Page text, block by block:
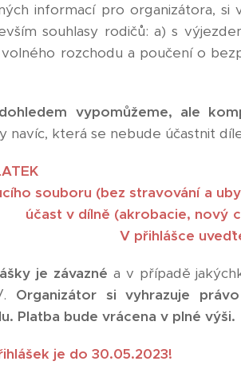
informací pro organizátora, si
souhlasy rodičů: a) s
rozchodu a poučení o
vypomůžeme, ale
navíc, která se nebude účastnit
souboru (bez stravování
(akrobacie,
uveďte celkovou
je závazné a v případě
Organizátor si vyhrazuje
Platba bude vrácena v plné výši.
je do 30.05.2023!